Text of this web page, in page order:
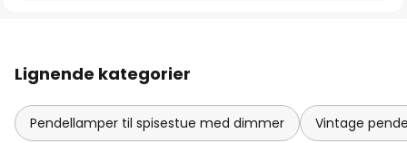
Lignende kategorier
Pendellamper til spisestue med dimmer Vintage